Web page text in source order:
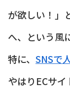
が欲しい！」
へ、という風
特に、 SNSで
やはりECサ